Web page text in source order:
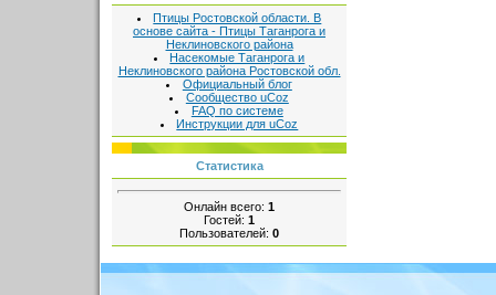
Птицы Ростовской области. В
основе сайта - Птицы Таганрога и
Неклиновского района
Насекомые Таганрога и
Неклиновского района Ростовской обл.
Официальный блог
Сообщество uCoz
FAQ по системе
Инструкции для uCoz
Статистика
Онлайн всего: 1
Гостей: 1
Пользователей: 0